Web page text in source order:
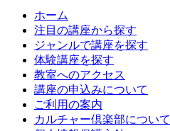
ホーム
注目の講座から探す
ジャンルで講座を探す
体験講座を探す
教室へのアクセス
講座の申込みについて
ご利用の案内
カルチャー倶楽部について